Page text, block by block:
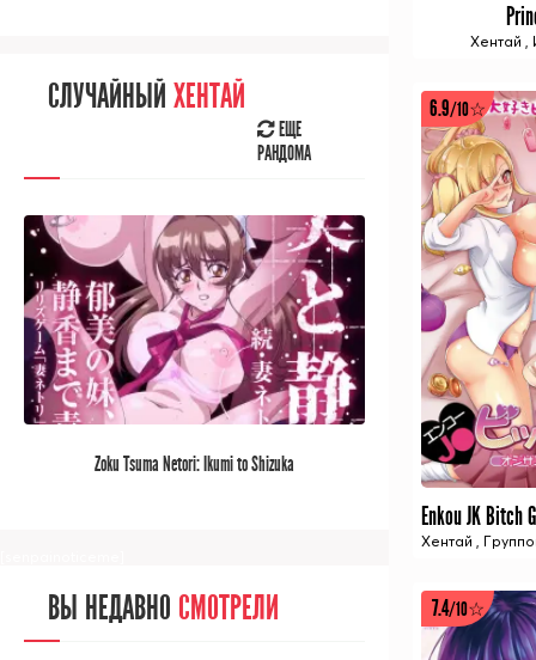
Хентай
6.9/10☆
Хентай
7.4/10☆
СЛУЧАЙНОЕ АНИМЕ
РАНДОМА
ВЫ НЕДАВНОСМОТРЕЛИ
[/senpainoticeme]
САМЫЙ ПОПУЛЯРНЫЙ АНИМЕ
СЛУЧАЙНЫЙ ХЕНТАЙ
ЕЩЕ
РАНДОМА
Zoku Tsuma Netori: Ikumi to Shizuka
ВЫ НЕДАВНО СМОТРЕЛИ